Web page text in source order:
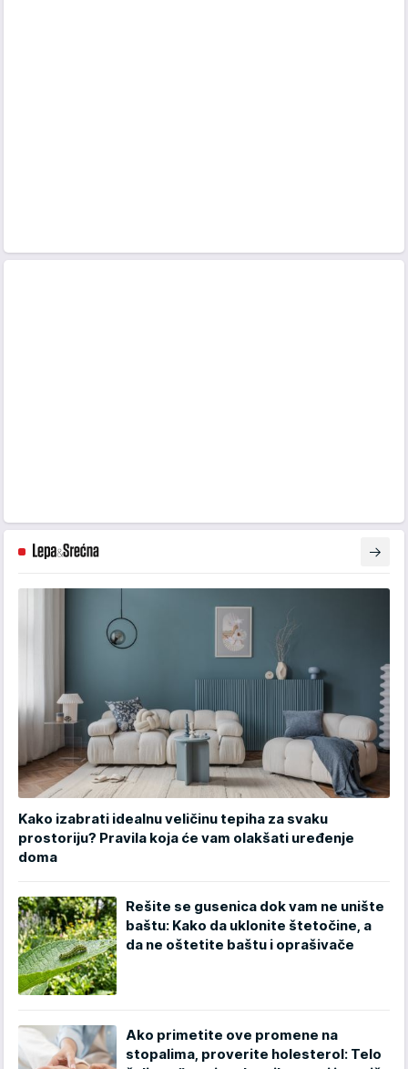
Kako izabrati idealnu veličinu tepiha za svaku
prostoriju? Pravila koja će vam olakšati uređenje
doma
Rešite se gusenica dok vam ne unište
baštu: Kako da uklonite štetočine, a
da ne oštetite baštu i oprašivače
Ako primetite ove promene na
stopalima, proverite holesterol: Telo